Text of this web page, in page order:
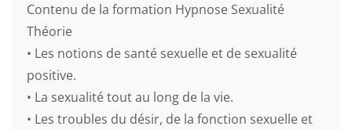
Contenu de la formation Hypnose Sexualité
Théorie
• Les notions de santé sexuelle et de sexualité
positive.
• La sexualité tout au long de la vie.
• Les troubles du désir, de la fonction sexuelle et